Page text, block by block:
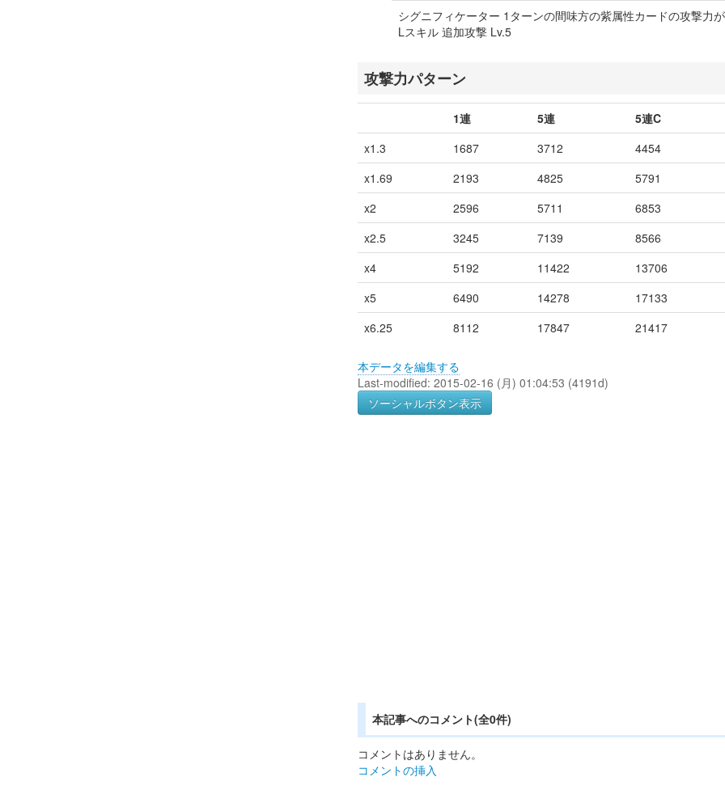
シグニフィケーター 1ターンの間味方の紫属性カードの攻撃力
Lスキル 追加攻撃 Lv.5
攻撃力パターン
1連 5連
5連C
x1.3
1687 3712
4454
x1.69
2193 4825
5791
x2
2596 5711
6853
x2.5
3245 7139
8566
x4
5192 11422
13706
x5
6490 14278
17133
x6.25
8112 17847 21417
本データを編集する
Last-modified: 2015-02-16 (月) 01:04:53 (4191d)
ソーシャルボタン表示
本記事へのコメント(全0件)
コメントはありません。
コメントの挿入